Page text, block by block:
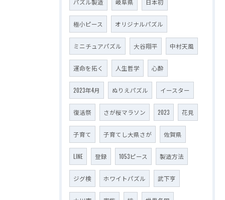
パズル製造 岐阜県 日本初
極小ピース オリジナルパズル
ミニチュアパズル 大谷翔平 中村天風
運命を拓く 人生哲学 心酔
2023年4月 ぬりえパズル イースター
復活祭 さが桜マラソン 2023 花見
子育て 子育てし大県さが 佐賀県
LINE 登録 1053ピース 製造方法
ジグ検 ホワイトパズル 武下亨